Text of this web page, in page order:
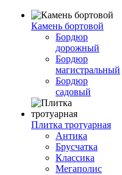
Камень бортовой
Бордюр
дорожный
Бордюр
магистральный
Бордюр
садовый
Плитка тротуарная
Антика
Брусчатка
Классика
Мегаполис